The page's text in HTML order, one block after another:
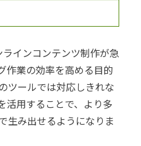
インコンテンツ制作が急
作業の効率を高める目的
ツールでは対応しきれな
活用することで、より多
生み出せるようになりま